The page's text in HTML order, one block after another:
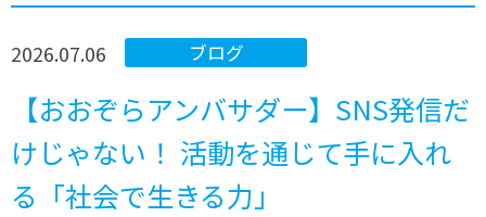
ブログ
2026.07.06
【おおぞらアンバサダー】SNS発信だ
けじゃない！ 活動を通じて手に入れ
る「社会で生きる力」